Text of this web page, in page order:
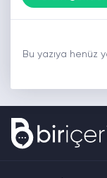
Bu yazıya henüz